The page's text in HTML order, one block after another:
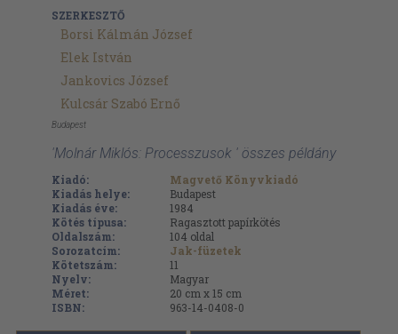
SZERKESZTŐ
Borsi Kálmán József
Elek István
Jankovics József
Kulcsár Szabó Ernő
Budapest
'Molnár Miklós: Processzusok ' összes példány
Kiadó:
Magvető Könyvkiadó
Kiadás helye:
Budapest
Kiadás éve:
1984
Kötés típusa:
Ragasztott papírkötés
Oldalszám:
104 oldal
Sorozatcím:
Jak-füzetek
Kötetszám:
11
Nyelv:
Magyar
Méret:
20 cm x 15 cm
ISBN:
963-14-0408-0